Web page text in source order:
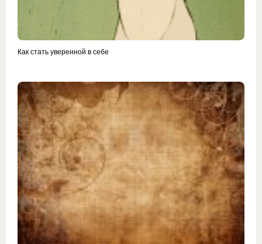
Как стать уверенной в себе